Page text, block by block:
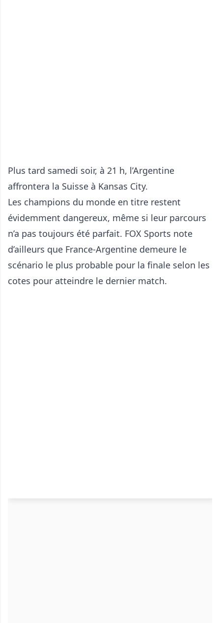
Plus tard samedi soir, à 21 h, l’Argentine
affrontera la Suisse à Kansas City.
Les champions du monde en titre restent
évidemment dangereux, même si leur parcours
n’a pas toujours été parfait. FOX Sports note
d’ailleurs que France-Argentine demeure le
scénario le plus probable pour la finale selon les
cotes pour atteindre le dernier match.